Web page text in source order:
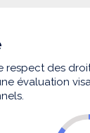
respect des
évaluation